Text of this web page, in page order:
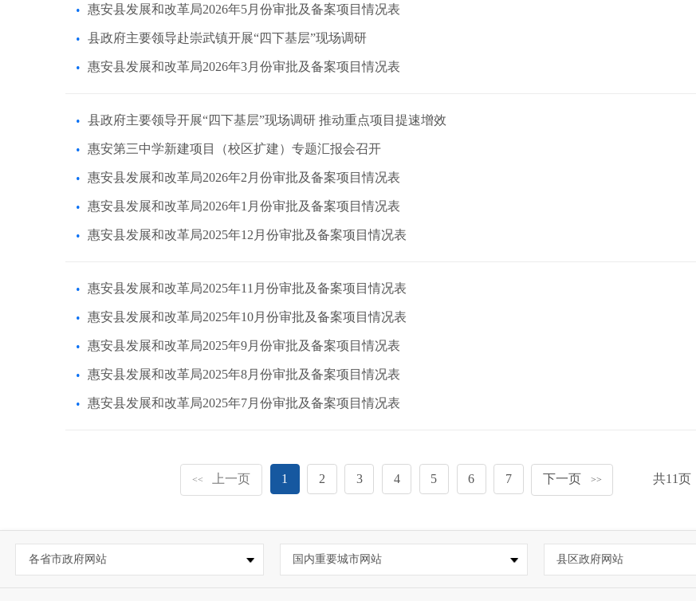
惠安县发展和改革局2026年5月份审批及备案项目情况表
县政府主要领导赴崇武镇开展“四下基层”现场调研
惠安县发展和改革局2026年3月份审批及备案项目情况表
县政府主要领导开展“四下基层”现场调研 推动重点项目提速增效
惠安第三中学新建项目（校区扩建）专题汇报会召开
惠安县发展和改革局2026年2月份审批及备案项目情况表
惠安县发展和改革局2026年1月份审批及备案项目情况表
惠安县发展和改革局2025年12月份审批及备案项目情况表
惠安县发展和改革局2025年11月份审批及备案项目情况表
惠安县发展和改革局2025年10月份审批及备案项目情况表
惠安县发展和改革局2025年9月份审批及备案项目情况表
惠安县发展和改革局2025年8月份审批及备案项目情况表
惠安县发展和改革局2025年7月份审批及备案项目情况表
<< 上一页 1 2 3 4 5 6 7 下一页 >> 共11页
各省市政府网站 国内重要城市网站 县区政府网站